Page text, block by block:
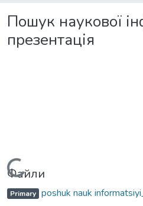
Пошук наукової
презентація
Вантажиться...
Файли
Primary poshuk nauk